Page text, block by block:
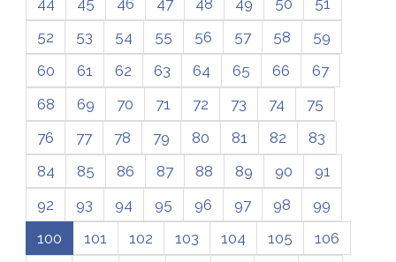
44
45 46 47 48 49 50
51
52
53 54 55 56 57 58
59
60
61 62 63 64 65 66
67
68
69 70 71 72 73 74
75
76
77 78 79 80 81 82
83
84
85 86 87 88 89 90
91
92
93 94 95 96 97 98
99
100
101 102 103 104 105
106